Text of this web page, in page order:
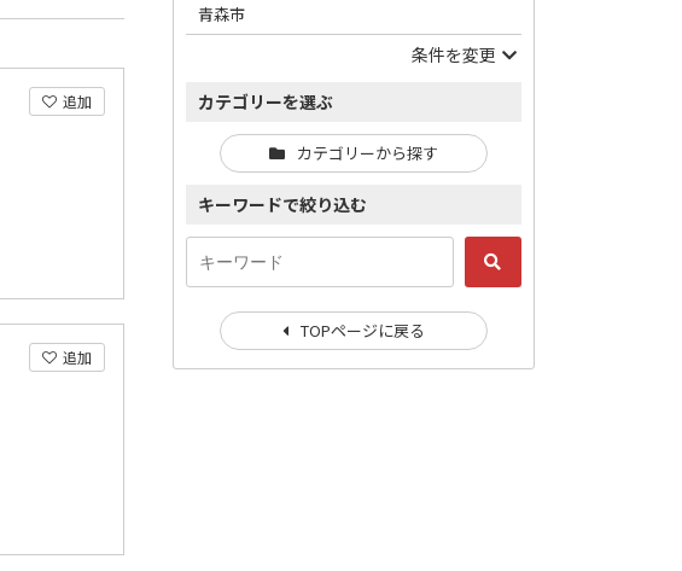
追加
追加
青森市
条件を変更
カテゴリーを選ぶ
カテゴリーから探す
キーワードで絞り込む
TOPページに戻る